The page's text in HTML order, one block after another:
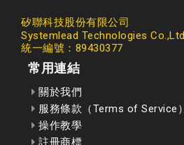
矽聯科技股份有限公司
Systemlead Technologies Co.,Ltd
統一編號：89430377
常用連結
關於我們
服務條款（Terms of Service）
操作教學